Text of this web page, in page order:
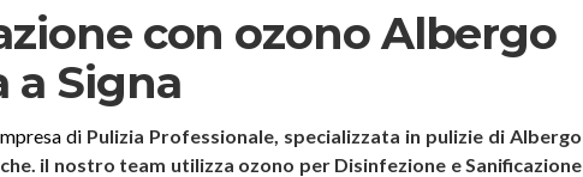
con ozono Albergo
a Signa
di Pulizia Professionale, specializzata in pulizie di Albergo
il nostro team utilizza ozono per Disinfezione e Sanificazione